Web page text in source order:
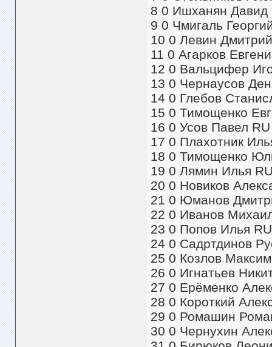
8 0 Ишханян Давид
9 0 Чмигаль
10 0 Левин
11 0 Агарков
12 0 Вальцифер
13 0 Чернаусов
14 0 Глебов
15 0 Тимощенко
16 0 Усов Павел
17 0 Плахотник
18 0 Тимощенко
19 0 Лямин Илья
20 0 Новиков
21 0 Юманов
22 0 Иванов
23 0 Попов Илья
24 0 Садртдинов
25 0 Козлов
26 0 Игнатьев
27 0 Ерёменко
28 0 Короткий
29 0 Ромашин
30 0 Чернухин